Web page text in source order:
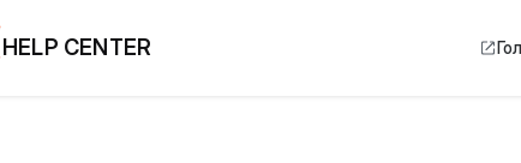
HELP CENTER